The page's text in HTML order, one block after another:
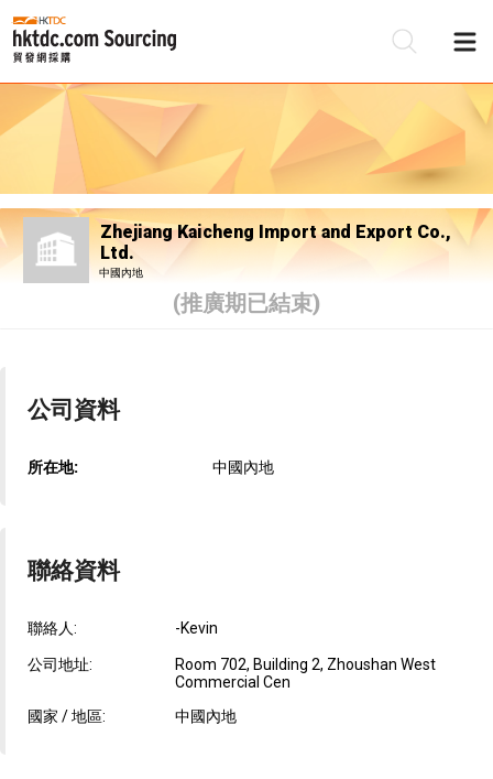
Zhejiang Kaicheng Import and Export Co.,
Ltd.
中國內地
(推廣期已結束)
公司資料
所在地: 中國內地
聯絡資料
聯絡人: -Kevin
公司地址:
Room 702, Building 2, Zhoushan West
Commercial Cen
國家 / 地區:
中國內地